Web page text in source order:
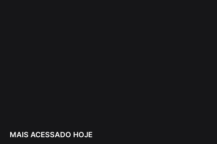
MAIS ACESSADO HOJE